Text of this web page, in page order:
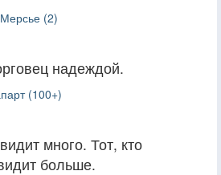
(2)
надеждой.
(100+)
много. Тот, кто
больше.